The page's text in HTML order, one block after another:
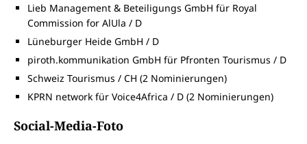
Lieb Management & Beteiligungs GmbH für Royal
Commission for AlUla / D
Lüneburger Heide GmbH / D
piroth.kommunikation GmbH für Pfronten Tourismus / D
Schweiz Tourismus / CH (2 Nominierungen)
KPRN network für Voice4Africa / D (2 Nominierungen)
Social-Media-Foto